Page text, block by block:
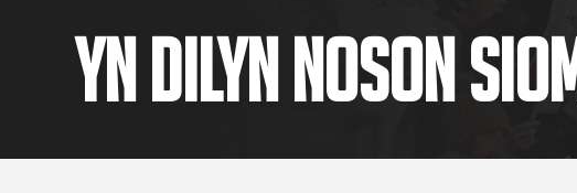
yn dilyn noson